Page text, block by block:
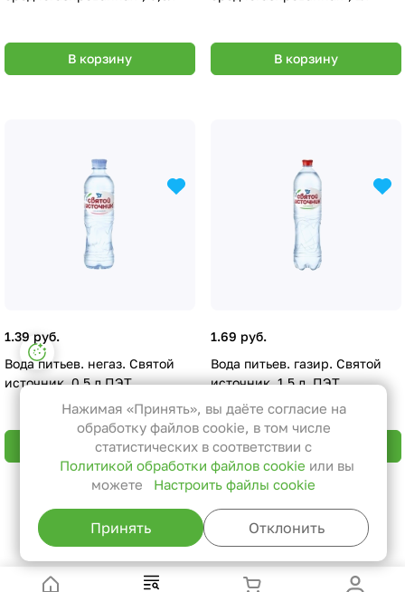
В корзину В корзину
1.39 руб.
Вода питьев. негаз. Святой
источник, 0,5 л ПЭТ
В корзину
1.69 руб.
Вода питьев. газир. Святой
источник, 1,5 л. ПЭТ
В корзину
Назад к списку
Настройки файлов cookie
Функциональные
Эти файлы необходимы для
функционирования сайта и не
могут быть отключены в наших
системах. Вы можете настроить
браузер так, чтобы он блокировал
их или уведомлял вас об их
использовании, но в таком случае
сайта не будут работать.
Нажимая «Принять», вы даёте согласие на
обработку файлов cookie, в том числе
статистических в соответствии с
Политикой обработки файлов cookie или вы
можете
Настроить файлы cookie
Принять Отклонить